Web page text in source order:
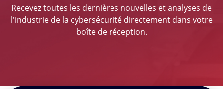
Recevez toutes les dernières nouvelles et analyses de
l'industrie de la cybersécurité directement dans votre
boîte de réception.